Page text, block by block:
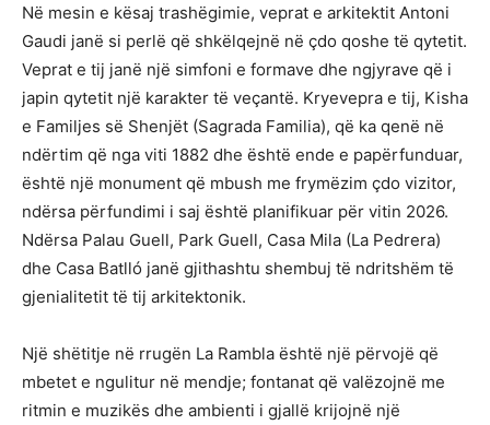
Në mesin e kësaj trashëgimie, veprat e arkitektit Antoni
Gaudi janë si perlë që shkëlqejnë në çdo qoshe të qytetit.
Veprat e tij janë një simfoni e formave dhe ngjyrave që i
japin qytetit një karakter të veçantë. Kryevepra e tij, Kisha
e Familjes së Shenjët (Sagrada Familia), që ka qenë në
ndërtim që nga viti 1882 dhe është ende e papërfunduar,
është një monument që mbush me frymëzim çdo vizitor,
ndërsa përfundimi i saj është planifikuar për vitin 2026.
Ndërsa Palau Guell, Park Guell, Casa Mila (La Pedrera)
dhe Casa Batlló janë gjithashtu shembuj të ndritshëm të
gjenialitetit të tij arkitektonik.
Një shëtitje në rrugën La Rambla është një përvojë që
mbetet e ngulitur në mendje; fontanat që valëzojnë me
ritmin e muzikës dhe ambienti i gjallë krijojnë një